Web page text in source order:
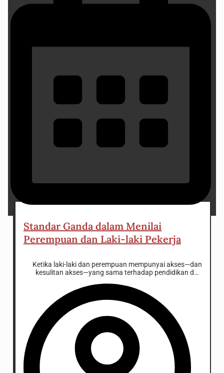
Standar Ganda dalam Menilai
Perempuan dan Laki-laki Pekerja
Ketika laki-laki dan perempuan mempunyai akses—dan
kesulitan akses—yang sama terhadap pendidikan dan
mengharuskan laki-laki menjadi pencari nafkah?